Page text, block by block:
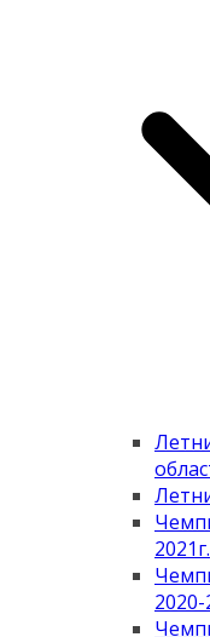
2021г.
2020-